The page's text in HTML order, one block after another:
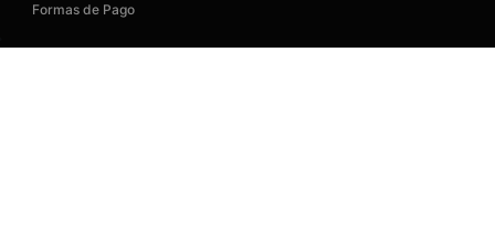
Formas de Pago